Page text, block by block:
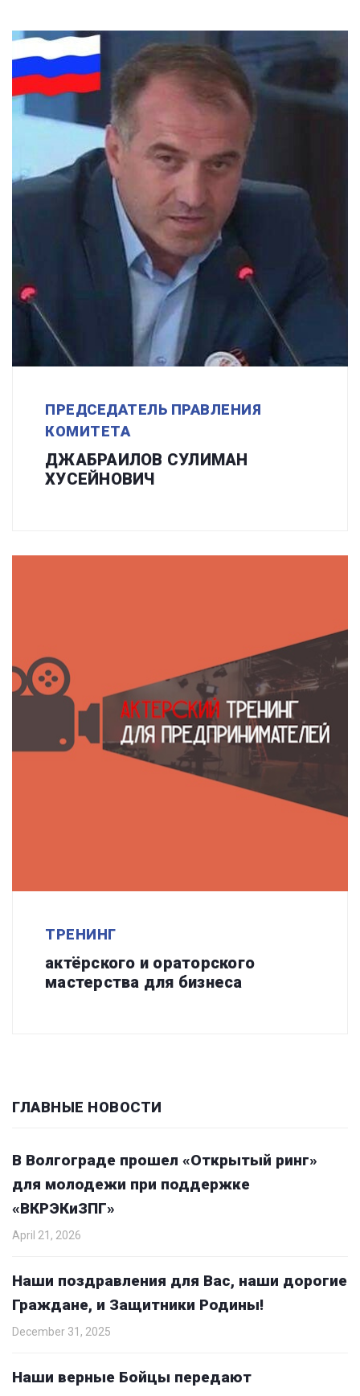
ПРЕДСЕДАТЕЛЬ ПРАВЛЕНИЯ
КОМИТЕТА
ДЖАБРАИЛОВ СУЛИМАН
ХУСЕЙНОВИЧ
ТРЕНИНГ
актёрского и ораторского
мастерства для бизнеса
ГЛАВНЫЕ НОВОСТИ
В Волгограде прошел «Открытый ринг»
для молодежи при поддержке
«ВКРЭКиЗПГ»
April 21, 2026
Наши поздравления для Вас, наши дорогие
Граждане, и Защитники Родины!
December 31, 2025
Наши верные Бойцы передают